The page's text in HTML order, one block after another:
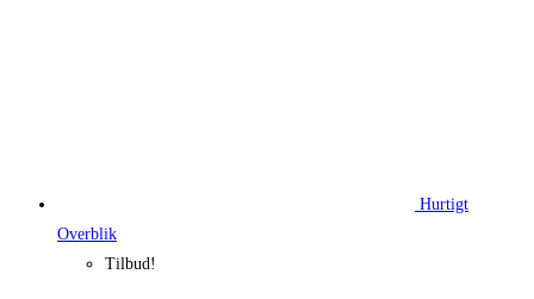
Hurtigt
Overblik
Tilbud!